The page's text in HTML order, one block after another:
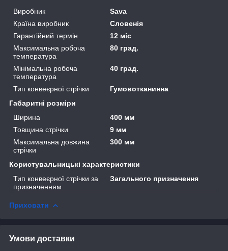
Виробник
Sava
Країна виробник
Словенія
Гарантійний термін
12 міс
Максимальна робоча
температура
80 град.
Мінімальна робоча
температура
40 град.
Тип конвеєрної стрічки
Гумовотканинна
Габаритні розміри
Ширина
400 мм
Товщина стрічки
9 мм
Максимальна довжина
стрічки
300 мм
Користувальницькі характеристики
Тип конвеєрної стрічки за
призначенням
Загального призначення
Приховати
Умови доставки